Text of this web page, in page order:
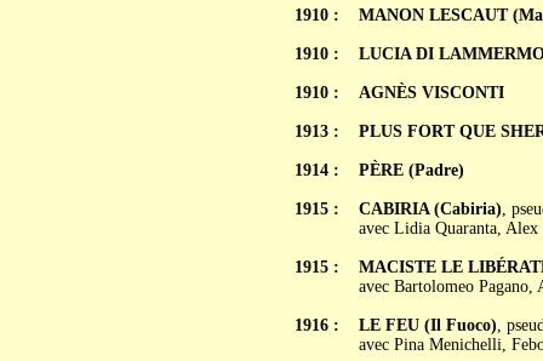
1910 :
1910 :
1910 :
1913 :
1914 :
1915 :
1915 :
1916 :
MANON LESCAUT
LUCIA DI
AGNÈS VISCONTI
PLUS FORT QUE
PÈRE (Padre)
CABIRIA (Cabiria),
avec Lidia Quaranta,
MACISTE LE
avec Bartolomeo
LE FEU (Il Fuoco),
avec Pina Menichelli,